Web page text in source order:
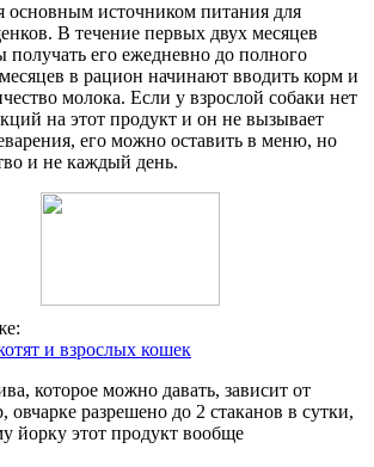
основным источником питания для
В течение первых двух месяцев
его ежедневно до полного
в рацион начинают вводить корм и
молока. Если у взрослой собаки нет
на этот продукт и он не вызывает
его можно оставить в меню, но
и не каждый день.
и взрослых кошек
которое можно давать, зависит от
разрешено до 2 стаканов в сутки,
йорку этот продукт вообще